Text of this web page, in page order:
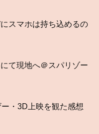
スマホは持ち込めるの
て現地へ＠スパリゾー
・3D上映を観た感想